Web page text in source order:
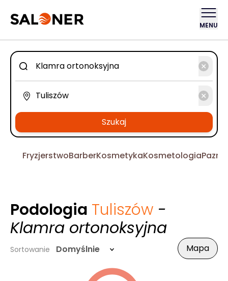
MENU
Szukaj
FryzjerstwoBarberKosmetykaKosmetologia
Podologia Tuliszów -
Klamra ortonoksyjna
Sortowanie Domyślnie Mapa